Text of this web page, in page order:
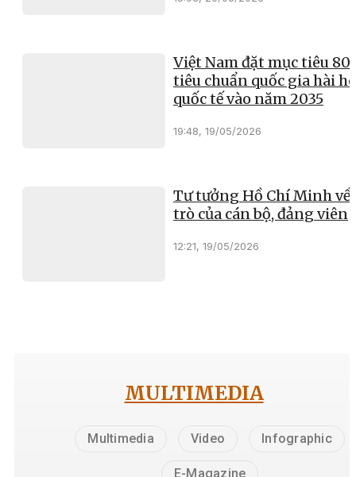
Việt Nam đặt mục tiêu
tiêu chuẩn quốc gia hài
quốc tế vào năm 2035
19:48, 19/05/2026
Tư tưởng Hồ Chí Minh về
trò của cán bộ, đảng viên
12:21, 19/05/2026
MULTIMEDIA
Multimedia Video Infographic
E-Magazine